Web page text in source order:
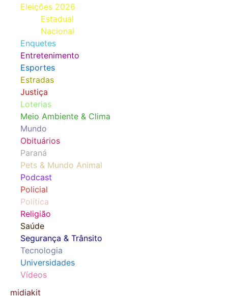
Eleições 2026
Estadual
Nacional
Enquetes
Entretenimento
Esportes
Estradas
Justiça
Loterias
Meio Ambiente & Clima
Mundo
Obituários
Paraná
Pets & Mundo Animal
Podcast
Policial
Política
Religião
Saúde
Segurança & Trânsito
Tecnologia
Universidades
Vídeos
midiakit